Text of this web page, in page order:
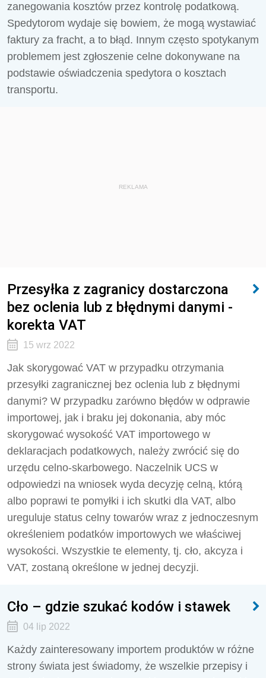
zanegowania kosztów przez kontrolę podatkową.
Spedytorom wydaje się bowiem, że mogą wystawiać
faktury za fracht, a to błąd. Innym często spotykanym
problemem jest zgłoszenie celne dokonywane na
podstawie oświadczenia spedytora o kosztach
transportu.
REKLAMA
Przesyłka z zagranicy dostarczona
bez oclenia lub z błędnymi danymi -
korekta VAT
15 wrz 2022
Jak skorygować VAT w przypadku otrzymania
przesyłki zagranicznej bez oclenia lub z błędnymi
danymi? W przypadku zarówno błędów w odprawie
importowej, jak i braku jej dokonania, aby móc
skorygować wysokość VAT importowego w
deklaracjach podatkowych, należy zwrócić się do
urzędu celno-skarbowego. Naczelnik UCS w
odpowiedzi na wniosek wyda decyzję celną, którą
albo poprawi te pomyłki i ich skutki dla VAT, albo
ureguluje status celny towarów wraz z jednoczesnym
określeniem podatków importowych we właściwej
wysokości. Wszystkie te elementy, tj. cło, akcyza i
VAT, zostaną określone w jednej decyzji.
Cło – gdzie szukać kodów i stawek
04 lip 2022
Każdy zainteresowany importem produktów w różne
strony świata jest świadomy, że wszelkie przepisy i